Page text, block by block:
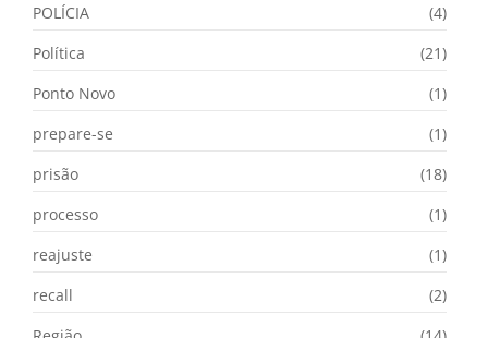
POLÍCIA
(4)
Política
(21)
Ponto Novo
(1)
prepare-se
(1)
prisão
(18)
processo
(1)
reajuste
(1)
recall
(2)